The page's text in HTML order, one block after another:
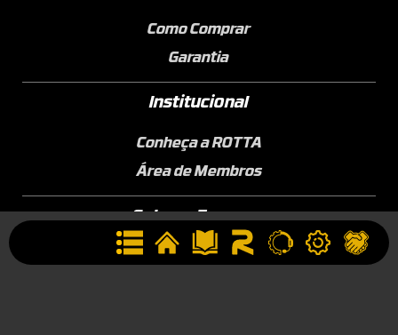
Como Comprar
Garantia
Institucional
Conheça a ROTTA
Área de Membros
Sobre a Empresa
Seja uma Assistência Técnica